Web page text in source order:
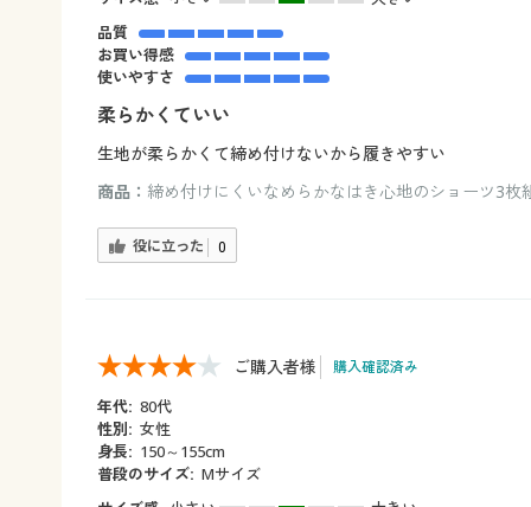
品質
お買い得感
使いやすさ
柔らかくていい
生地が柔らかくて締め付けないから履きやすい
商品： 締め付けにくいなめらかなはき心地のショーツ3枚
役に立った 0
ご購入者様 購入確認済み
年代: 80代
性別: 女性
身長: 150～155cm
普段のサイズ: Mサイズ